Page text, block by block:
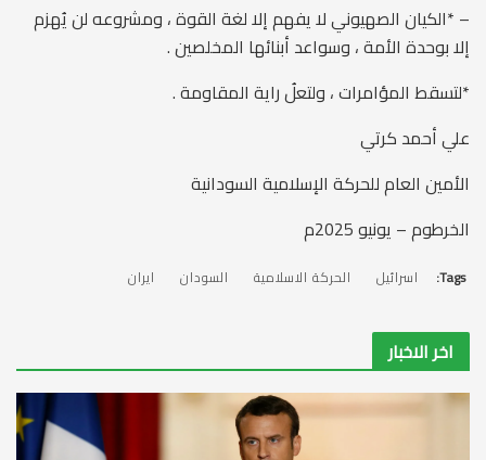
– *الكيان الصهيوني لا يفهم إلا لغة القوة ، ومشروعه لن يُهزم
إلا بوحدة الأمة ، وسواعد أبنائها المخلصين .
*لتسقط المؤامرات ، ولتعلُ راية المقاومة .
علي أحمد كرتي
الأمين العام للحركة الإسلامية السودانية
الخرطوم – يونيو 2025م
Tags: اسرائيل الحركة الاسلامية السودان ايران
اخر الاخبار